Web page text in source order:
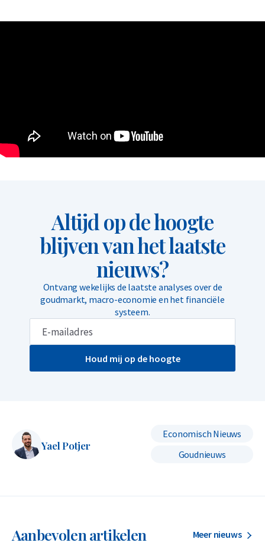
Altijd op de hoogte
blijven van het laatste
nieuws?
Ontvang wekelijks de laatste analyses over de
goudmarkt, macro-economie en het financiële
systeem.
Houd mij op de hoogte
Yael Potjer
Economisch Nieuws
Goudnieuws
Aanbevolen artikelen Meer nieuws